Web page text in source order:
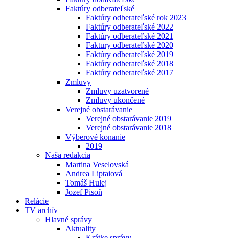
Faktúry odberateľské
Faktúry odberateľské rok 2023
Faktúry odberateľské 2022
Faktúry odberateľské 2021
Faktury odberateľské 2020
Faktúry odberateľské 2019
Faktúry odberateľské 2018
Faktúry odberateľské 2017
Zmluvy
Zmluvy uzatvorené
Zmluvy ukončené
Verejné obstarávanie
Verejné obstarávanie 2019
Verejné obstarávanie 2018
Výberové konanie
2019
Naša redakcia
Martina Veselovská
Andrea Liptaiová
Tomáš Hulej
Jozef Pisoň
Relácie
TV archív
Hlavné správy
Aktuality